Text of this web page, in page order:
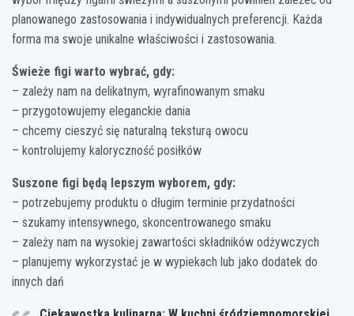
planowanego zastosowania i indywidualnych preferencji. Każda
forma ma swoje unikalne właściwości i zastosowania.
Świeże figi warto wybrać, gdy:
– zależy nam na delikatnym, wyrafinowanym smaku
– przygotowujemy eleganckie dania
– chcemy cieszyć się naturalną teksturą owocu
– kontrolujemy kaloryczność posiłków
Suszone figi będą lepszym wyborem, gdy:
– potrzebujemy produktu o długim terminie przydatności
– szukamy intensywnego, skoncentrowanego smaku
– zależy nam na wysokiej zawartości składników odżywczych
– planujemy wykorzystać je w wypiekach lub jako dodatek do
innych dań